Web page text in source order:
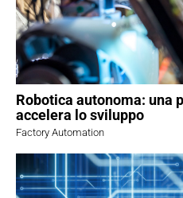
Robotica autonoma: una
accelera lo sviluppo
Factory Automation